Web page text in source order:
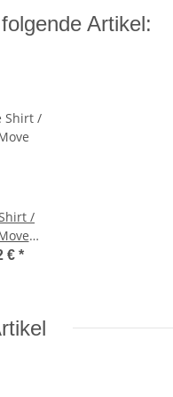
Artikel:
/
€ *